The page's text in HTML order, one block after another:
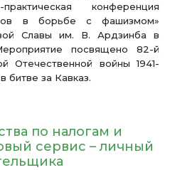
конференция
в борьбе с фашизмом»
Славы им. В. Ардзинба в
посвящено 82-й
Отечественной войны 1941-
битве за Кавказ.
по налогам и
сервис – личный